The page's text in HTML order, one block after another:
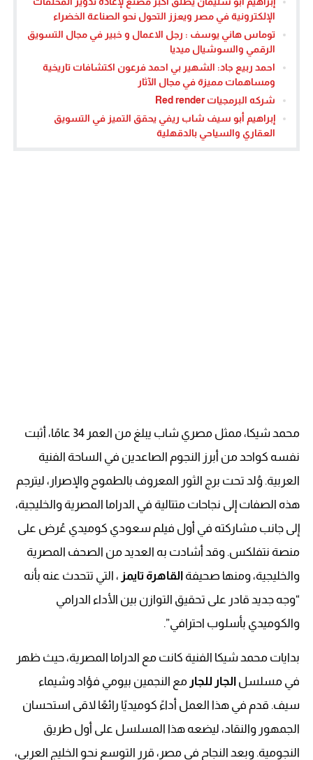
الإلكترونية في مصر ويعزز التحول نحو الصناعة الخضراء
توماس هاني يوسف : رجل الاعمال و خبير في مجال التسويق
الرقمي والسوشيال ميديا
احمد ربيع جاد: الشهير بي احمد فرعون اكتشافات تاريخية
ومساهمات مميزة في مجال الآثار
شركه البرمجيات Red render
إبراهيم أبو سيف شاب ريفي يحقق التميز في التسويق
العقاري والسياحي بالدقهلية
محمد شيكا، ممثل مصري شاب يبلغ من العمر 34 عامًا، أثبت
نفسه كواحد من أبرز النجوم الصاعدين في الساحة الفنية
العربية. وُلد تحت برج الثور المعروف بالطموح والإصرار، ليترجم
هذه الصفات إلى نجاحات متتالية في الدراما المصرية والخليجية،
إلى جانب مشاركته في أول فيلم سعودي كوميدي عُرض على
منصة نتفلكس. وقد أشادت به العديد من الصحف المصرية
والخليجية، ومنها صحيفة القاهرة تايمز ، التي تتحدث عنه بأنه
“وجه جديد قادر على تحقيق التوازن بين الأداء الدرامي
والكوميدي بأسلوب احترافي”.
بدايات محمد شيكا الفنية كانت مع الدراما المصرية، حيث ظهر
في مسلسل الجار للجار مع النجمين بيومي فؤاد وشيماء
سيف. قدم في هذا العمل أداءً كوميديًا رائعًا لاقى استحسان
الجمهور والنقاد، ليضعه هذا المسلسل على أول طريق
النجومية. وبعد النجاح في مصر، قرر التوسع نحو الخليج العربي،